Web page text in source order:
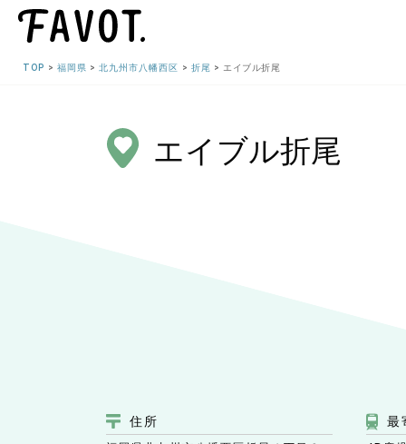
TOP 福岡県 北九州市八幡西区 折尾 エイブル折尾
エイブル折尾
住所 最